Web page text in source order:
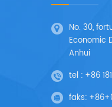
No. 30,
Economic
Anhui
tel : +86
faks: